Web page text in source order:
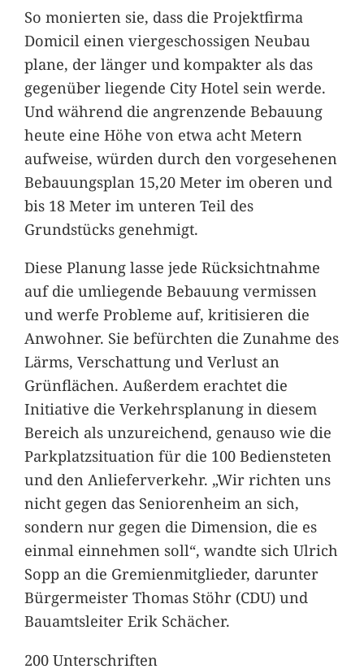
So monierten sie, dass die Projektfirma
Domicil einen viergeschossigen Neubau
plane, der länger und kompakter als das
gegenüber liegende City Hotel sein werde.
Und während die angrenzende Bebauung
heute eine Höhe von etwa acht Metern
aufweise, würden durch den vorgesehenen
Bebauungsplan 15,20 Meter im oberen und
bis 18 Meter im unteren Teil des
Grundstücks genehmigt.
Diese Planung lasse jede Rücksichtnahme
auf die umliegende Bebauung vermissen
und werfe Probleme auf, kritisieren die
Anwohner. Sie befürchten die Zunahme des
Lärms, Verschattung und Verlust an
Grünflächen. Außerdem erachtet die
Initiative die Verkehrsplanung in diesem
Bereich als unzureichend, genauso wie die
Parkplatzsituation für die 100 Bediensteten
und den Anlieferverkehr. „Wir richten uns
nicht gegen das Seniorenheim an sich,
sondern nur gegen die Dimension, die es
einmal einnehmen soll“, wandte sich Ulrich
Sopp an die Gremienmitglieder, darunter
Bürgermeister Thomas Stöhr (CDU) und
Bauamtsleiter Erik Schächer.
200 Unterschriften